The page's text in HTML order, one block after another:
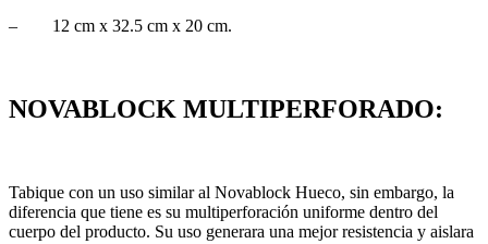
– 12 cm x 32.5 cm x 20 cm.
NOVABLOCK MULTIPERFORADO:
Tabique con un uso similar al Novablock Hueco, sin embargo, la
diferencia que tiene es su multiperforación uniforme dentro del
cuerpo del producto. Su uso generara una mejor resistencia y aislara